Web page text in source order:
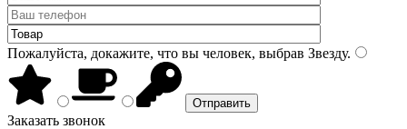
Пожалуйста, докажите, что вы человек, выбрав Звезду.
Заказать звонок